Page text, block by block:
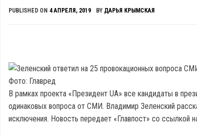
PUBLISHED ON 4 АПРЕЛЯ, 2019 BY ДАРЬЯ КРЫМСКАЯ
Фото: Главред
В рамках проекта «Президент UA» все кандидаты в
одинаковых вопроса от СМИ. Владимир Зеленский
исключения. Новость передает «Главпост» со ссылкой